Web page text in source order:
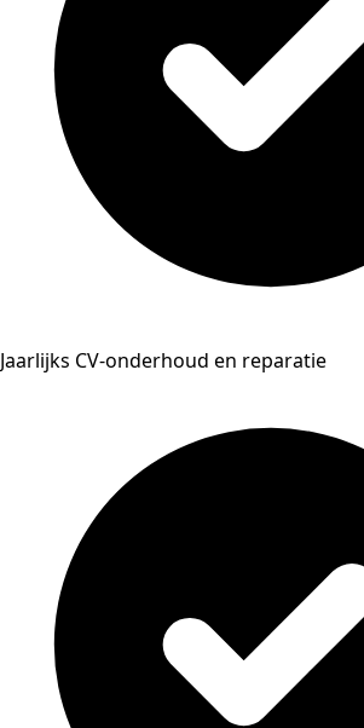
Jaarlijks CV-onderhoud en reparatie